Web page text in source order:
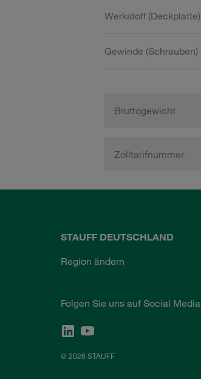
Werkstoff (Deckplatte)
Gewinde (Schrauben)
Bruttogewicht
Zolltarifnummer
STAUFF DEUTSCHLAND
Region ändern
Folgen Sie uns auf Social Media
© 2026 STAUFF